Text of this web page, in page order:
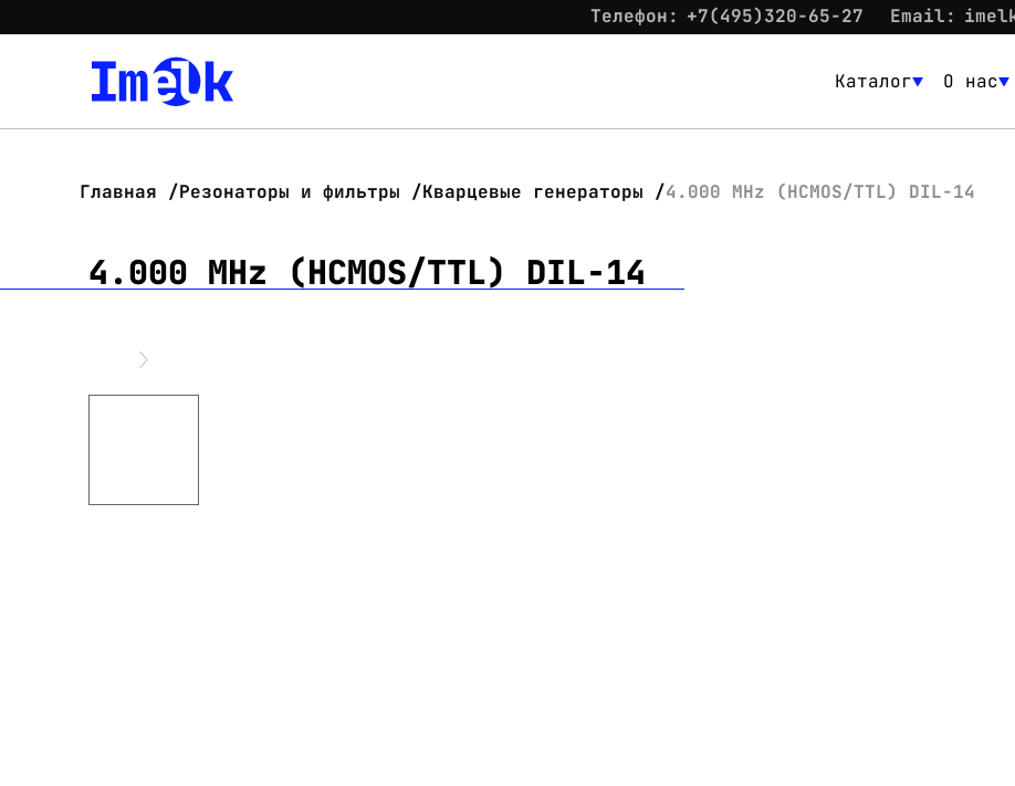
Телефон: +7(495)320-65-27 Email:
Каталог О нас
Главная Резонаторы и фильтры Кварцевые генераторы 4.000 MHz (HCMOS/TTL) DIL-14
4.000 MHz (HCMOS/TTL) DIL-14